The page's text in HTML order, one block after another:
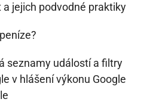
a jejich podvodné praktiky
seznamy událostí a filtry
v hlášení výkonu Google